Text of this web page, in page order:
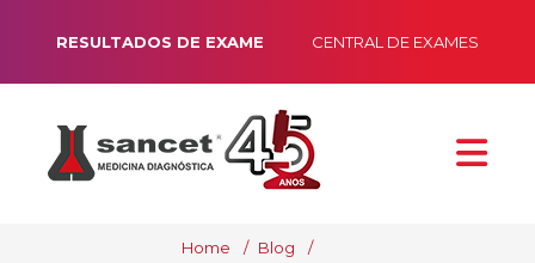
RESULTADOS DE EXAME CENTRAL DE EXAMES
Home
Blog